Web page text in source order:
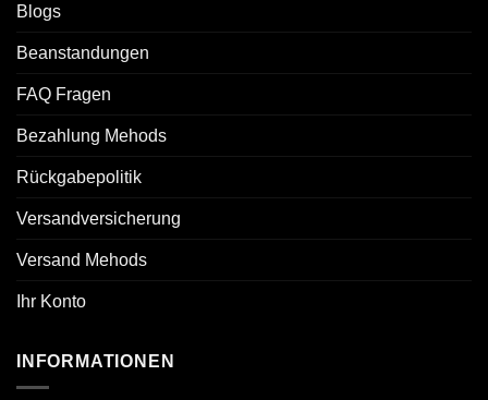
Blogs
Beanstandungen
FAQ Fragen
Bezahlung Mehods
Rückgabepolitik
Versandversicherung
Versand Mehods
Ihr Konto
INFORMATIONEN